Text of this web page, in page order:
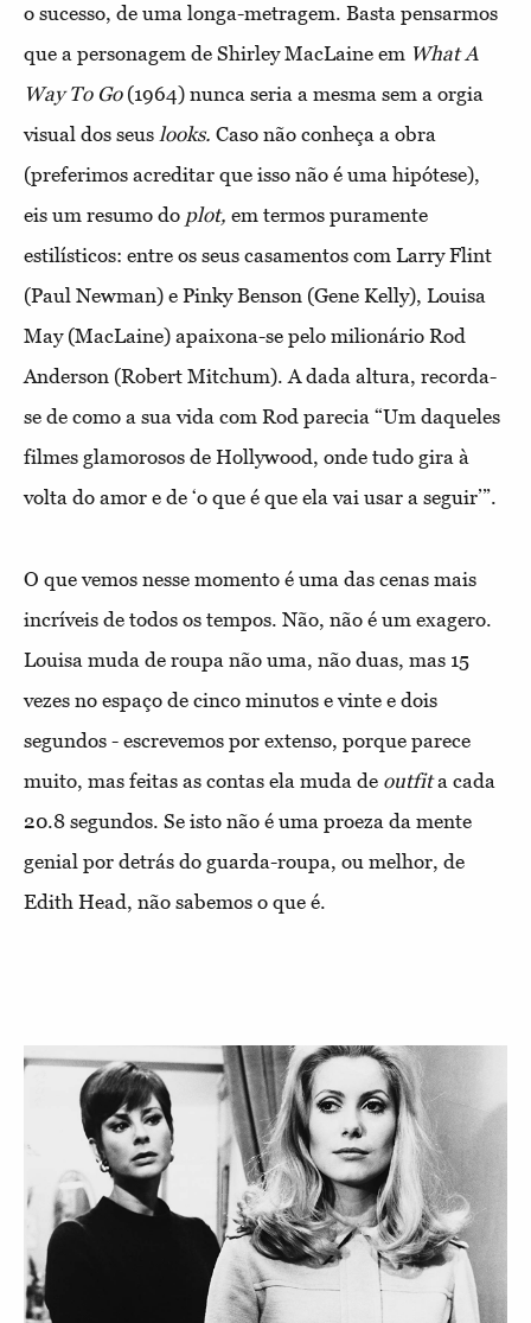
o sucesso, de uma longa-metragem. Basta pensarmos
que a personagem de Shirley MacLaine em What A
Way To Go(1964) nunca seria a mesma sem a orgia
visual dos seus looks. Caso não conheça a obra
(preferimos acreditar que isso não é uma hipótese),
eis um resumo do plot, em termos puramente
estilísticos: entre os seus casamentos com Larry Flint
(Paul Newman) e Pinky Benson (Gene Kelly), Louisa
May (MacLaine) apaixona-se pelo milionário Rod
Anderson (Robert Mitchum). A dada altura, recorda-
se de como a sua vida com Rod parecia “Um daqueles
filmes glamorosos de Hollywood, onde tudo gira à
volta do amor e de ‘o que é que ela vai usar a seguir’”.
O que vemos nesse momento é uma das cenas mais
incríveis de todos os tempos. Não, não é um exagero.
Louisa muda de roupa não uma, não duas, mas 15
vezes no espaço de cinco minutos e vinte e dois
segundos - escrevemos por extenso, porque parece
muito, mas feitas as contas ela muda de outfita cada
20.8 segundos. Se isto não é uma proeza da mente
genial por detrás do guarda-roupa, ou melhor, de
Edith Head, não sabemos o que é.